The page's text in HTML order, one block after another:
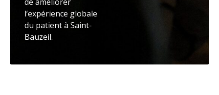
de améliorer
l’expérience globale
du patient à Saint-
Bauzeil.